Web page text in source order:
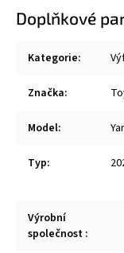
Doplňkové
Kategorie:
Značka:
Model:
Typ:
Výrobní
společnost :